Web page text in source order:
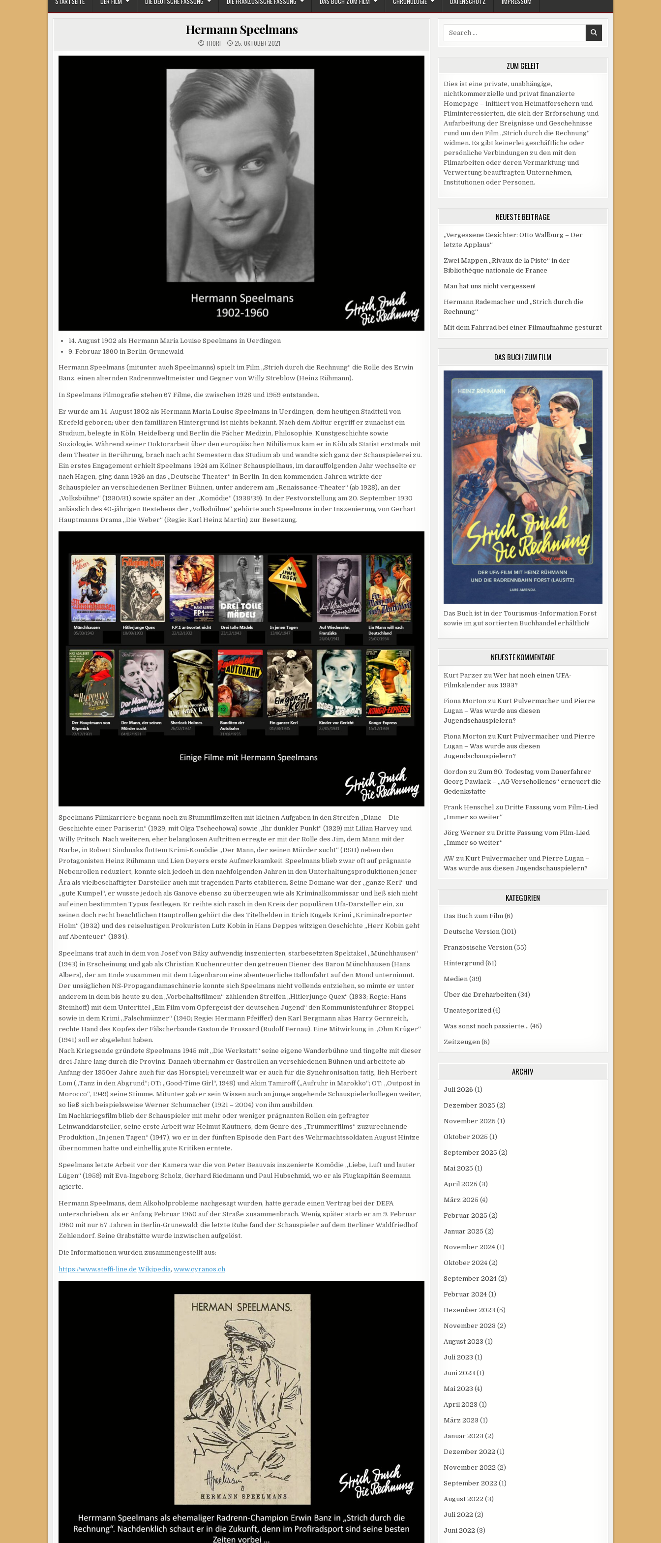
Hermann Speelmans
THORI 25. OKTOBER 2021
14. August 1902 als Hermann Maria Louise Speelmans in Uerdingen
9. Februar 1960 in Berlin-Grunewald
Hermann Speelmans (mitunter auch Speelmanns) spielt im Film „Strich durch die Rechnung“ die Rolle des Erwin
Banz, einen alternden Radrennweltmeister und Gegner von Willy Streblow (Heinz Rühmann).
In Speelmans Filmografie stehen 67 Filme, die zwischen 1928 und 1959 entstanden.
Er wurde am 14. August 1902 als Hermann Maria Louise Speelmans in Uerdingen, dem heutigen Stadtteil von
Krefeld geboren; über den familiären Hintergrund ist nichts bekannt. Nach dem Abitur ergriff er zunächst ein
Studium, belegte in Köln, Heidelberg und Berlin die Fächer Medizin, Philosophie, Kunstgeschichte sowie
Soziologie. Während seiner Doktorarbeit über den europäischen Nihilismus kam er in Köln als Statist erstmals mit
dem Theater in Berührung, brach nach acht Semestern das Studium ab und wandte sich ganz der Schauspielerei zu.
Ein erstes Engagement erhielt Speelmans 1924 am Kölner Schauspielhaus, im darauffolgenden Jahr wechselte er
nach Hagen, ging dann 1926 an das „Deutsche Theater“ in Berlin. In den kommenden Jahren wirkte der
Schauspieler an verschiedenen Berliner Bühnen, unter anderem am „Renaissance-Theater“ (ab 1928), an der
„Volksbühne“ (1930/31) sowie später an der „Komödie“ (1938/39). In der Festvorstellung am 20. September 1930
anlässlich des 40-jährigen Bestehens der „Volksbühne“ gehörte auch Speelmans in der Inszenierung von Gerhart
Hauptmanns Drama „Die Weber“ (Regie: Karl Heinz Martin) zur Besetzung.
Speelmans Filmkarriere begann noch zu Stummfilmzeiten mit kleinen Aufgaben in den Streifen „Diane – Die
Geschichte einer Pariserin“ (1929, mit Olga Tschechowa) sowie „Ihr dunkler Punkt“ (1929) mit Lilian Harvey und
Willy Fritsch. Nach weiteren, eher belanglosen Auftritten erregte er mit der Rolle des Jim, dem Mann mit der
Narbe, in Robert Siodmaks flottem Krimi-Komödie „Der Mann, der seinen Mörder sucht“ (1931) neben den
Protagonisten Heinz Rühmann und Lien Deyers erste Aufmerksamkeit. Speelmans blieb zwar oft auf prägnante
Nebenrollen reduziert, konnte sich jedoch in den nachfolgenden Jahren in den Unterhaltungsproduktionen jener
Ära als vielbeschäftigter Darsteller auch mit tragenden Parts etablieren. Seine Domäne war der „ganze Kerl“ und
„gute Kumpel“, er wusste jedoch als Ganove ebenso zu überzeugen wie als Kriminalkommissar und ließ sich nicht
auf einen bestimmten Typus festlegen. Er reihte sich rasch in den Kreis der populären Ufa-Darsteller ein, zu
seinen doch recht beachtlichen Hauptrollen gehört die des Titelhelden in Erich Engels Krimi „Kriminalreporter
Holm“ (1932) und des reiselustigen Prokuristen Lutz Kobin in Hans Deppes witzigen Geschichte „Herr Kobin geht
auf Abenteuer“ (1934).
Speelmans trat auch in dem von Josef von Báky aufwendig inszenierten, starbesetzten Spektakel „Münchhausen“
(1943) in Erscheinung und gab als Christian Kuchenreutter den getreuen Diener des Baron Münchhausen (Hans
Albers), der am Ende zusammen mit dem Lügenbaron eine abenteuerliche Ballonfahrt auf den Mond unternimmt.
Der unsäglichen NS-Propagandamaschinerie konnte sich Speelmans nicht vollends entziehen, so mimte er unter
anderem in dem bis heute zu den „Vorbehaltsfilmen“ zählenden Streifen „Hitlerjunge Quex“ (1933; Regie: Hans
Steinhoff) mit dem Untertitel „Ein Film vom Opfergeist der deutschen Jugend“ den Kommunistenführer Stoppel
sowie in dem Krimi „Falschmünzer“ (1940; Regie: Hermann Pfeiffer) den Karl Bergmann alias Harry Gernreich,
rechte Hand des Kopfes der Fälscherbande Gaston de Frossard (Rudolf Fernau). Eine Mitwirkung in „Ohm Krüger“
(1941) soll er abgelehnt haben.
Nach Kriegsende gründete Speelmans 1945 mit „Die Werkstatt“ seine eigene Wanderbühne und tingelte mit dieser
drei Jahre lang durch die Provinz. Danach übernahm er Gastrollen an verschiedenen Bühnen und arbeitete ab
Anfang der 1950er Jahre auch für das Hörspiel; vereinzelt war er auch für die Synchronisation tätig, lieh Herbert
Lom („Tanz in den Abgrund“; OT: „Good-Time Girl“, 1948) und Akim Tamiroff („Aufruhr in Marokko“; OT: „Outpost in
Morocco“, 1949) seine Stimme. Mitunter gab er sein Wissen auch an junge angehende Schauspielerkollegen weiter,
so ließ sich beispielsweise Werner Schumacher (1921 – 2004) von ihm ausbilden.
Im Nachkriegsfilm blieb der Schauspieler mit mehr oder weniger prägnanten Rollen ein gefragter
Leinwanddarsteller, seine erste Arbeit war Helmut Käutners, dem Genre des „Trümmerfilms“ zuzurechnende
Produktion „In jenen Tagen“ (1947), wo er in der fünften Episode den Part des Wehrmachtssoldaten August Hintze
übernommen hatte und einhellig gute Kritiken erntete.
Speelmans letzte Arbeit vor der Kamera war die von Peter Beauvais inszenierte Komödie „Liebe, Luft und lauter
Lügen“ (1959) mit Eva-Ingeborg Scholz, Gerhard Riedmann und Paul Hubschmid, wo er als Flugkapitän Seemann
agierte.
Hermann Speelmans, dem Alkoholprobleme nachgesagt wurden, hatte gerade einen Vertrag bei der DEFA
unterschrieben, als er Anfang Februar 1960 auf der Straße zusammenbrach. Wenig später starb er am 9. Februar
1960 mit nur 57 Jahren in Berlin-Grunewald; die letzte Ruhe fand der Schauspieler auf dem Berliner Waldfriedhof
Zehlendorf. Seine Grabstätte wurde inzwischen aufgelöst.
Die Informationen wurden zusammengestellt aus:
https://www.steffi-line.de Wikipedia, www.cyranos.ch
ZUM GELEIT
Dies ist eine private, unabhängige,
nichtkommerzielle und privat finanzierte
Homepage – initiiert von Heimatforschern und
Filminteressierten, die sich der Erforschung und
Aufarbeitung der Ereignisse und Geschehnisse
rund um den Film „Strich durch die Rechnung“
widmen. Es gibt keinerlei geschäftliche oder
persönliche Verbindungen zu den mit den
Filmarbeiten oder deren Vermarktung und
Verwertung beauftragten Unternehmen,
Institutionen oder Personen.
NEUESTE BEITRÄGE
„Vergessene Gesichter: Otto Wallburg – Der
letzte Applaus“
Zwei Mappen „Rivaux de la Piste“ in der
Bibliothèque nationale de France
Man hat uns nicht vergessen!
Hermann Rademacher und „Strich durch die
Rechnung“
Mit dem Fahrrad bei einer Filmaufnahme gestürzt
DAS BUCH ZUM FILM
Das Buch ist in der Tourismus-Information Forst
sowie im gut sortierten Buchhandel erhältlich!
NEUESTE KOMMENTARE
Kurt Parzer zu Wer hat noch einen UFA-
Filmkalender aus 1933?
Fiona Mortonzu Kurt Pulvermacher und Pierre
Lugan – Was wurde aus diesen
Jugendschauspielern?
Fiona Mortonzu Kurt Pulvermacher und Pierre
Lugan – Was wurde aus diesen
Jugendschauspielern?
Gordonzu Zum 90. Todestag vom Dauerfahrer
Georg Pawlack – „AG Verschollenes“ erneuert die
Gedenkstätte
Frank Henschelzu Dritte Fassung vom Film-Lied
„Immer so weiter“
Jörg Werner zu Dritte Fassung vom Film-Lied
„Immer so weiter“
AWzu Kurt Pulvermacher und Pierre Lugan –
Was wurde aus diesen Jugendschauspielern?
KATEGORIEN
Das Buch zum Film(6)
Deutsche Version(101)
Französische Version(55)
Hintergrund(61)
Medien(39)
Über die Dreharbeiten(34)
Uncategorized(4)
Was sonst noch passierte… (45)
Zeitzeugen(6)
ARCHIV
Juli 2026 (1)
Dezember 2025 (2)
November 2025 (1)
Oktober 2025 (1)
September 2025 (2)
Mai 2025 (1)
April 2025 (3)
März 2025 (4)
Februar 2025 (2)
Januar 2025 (2)
November 2024(1)
Oktober 2024(2)
September 2024(2)
Februar 2024(1)
Dezember 2023 (5)
November 2023 (2)
August 2023 (1)
Juli 2023 (1)
Juni 2023 (1)
Mai 2023 (4)
April 2023 (1)
März 2023 (1)
Januar 2023 (2)
Dezember 2022 (1)
November 2022 (2)
September 2022 (1)
August 2022 (3)
Juli 2022 (2)
Juni 2022 (3)